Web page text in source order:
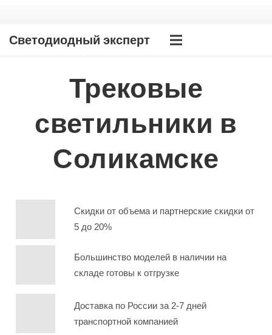
Светодиодный эксперт
Трековые
светильники в
Соликамске
Скидки от объема и партнерские скидки от
5 до 20%
Большинство моделей в наличии на
складе готовы к отгрузке
Доставка по России за 2-7 дней
транспортной компанией